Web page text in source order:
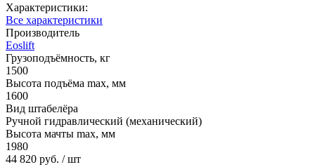
Характеристики:
Все характеристики
Производитель
Eoslift
Грузоподъёмность, кг
1500
Высота подъёма max, мм
1600
Вид штабелёра
Ручной гидравлический (механический)
Высота мачты max, мм
1980
44 820 руб. / шт